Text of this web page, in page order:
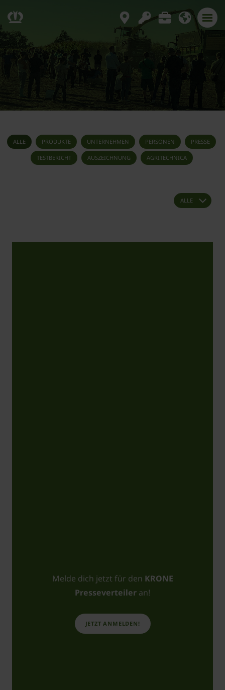
ALLE PRODUKTE UNTERNEHMEN PERSONEN PRESSE
TESTBERICHT AUSZEICHNUNG AGRITECHNICA
Melde dich jetzt für den KRONE
Presseverteiler an!
JETZT ANMELDEN!